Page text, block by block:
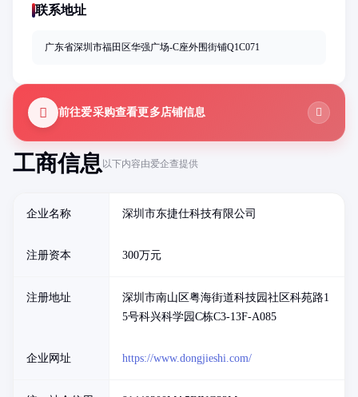
工商信息以下内容由爱企查提供
企业名称 深圳市东捷仕科技有限公司
注册资本 300万元
注册地址
深圳市南山区粤海街道科技园社区科苑路1
5号科兴科学园C栋C3-13F-A085
企业网址 https://www.dongjieshi.com/
联系地址
广东省深圳市福田区华强广场-C座外围街铺Q1C071
前往爱采购查看更多店铺信息